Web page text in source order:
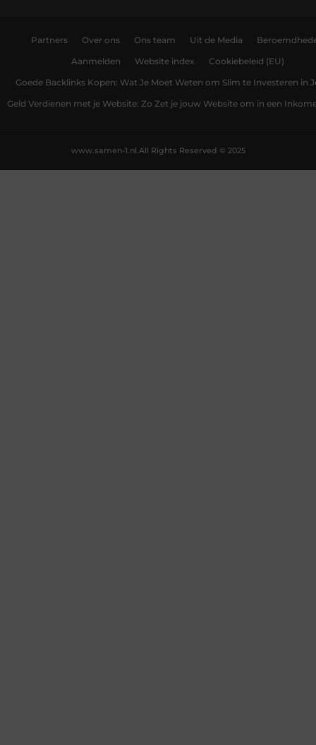
Partners Over ons Ons team Uit de Media
Aanmelden Website index Cookiebeleid (EU)
Goede Backlinks Kopen: Wat Je Moet Weten om Slim te Investeren in
Geld Verdienen met je Website: Zo Zet je jouw Website om in een
All Rights Reserved © 2025
www.samen-1.nl.